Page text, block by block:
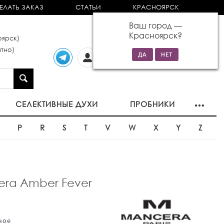
ЗАКАЗ СТАТЬИ КРАСНОЯРСК
Ваш город —
Красноярск?
0 товаров
на сумму 0р
СЕЛЕКТИВНЫЕ ДУХИ ПРОБНИКИ
P R S T V W X Y Z
Amber Fever